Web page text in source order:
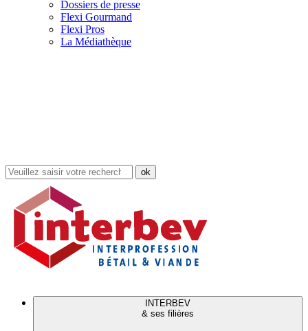
Dossiers de presse
Flexi Gourmand
Flexi Pros
La Médiathèque
Rechercher
dans
site
INTERBEV
& ses filières